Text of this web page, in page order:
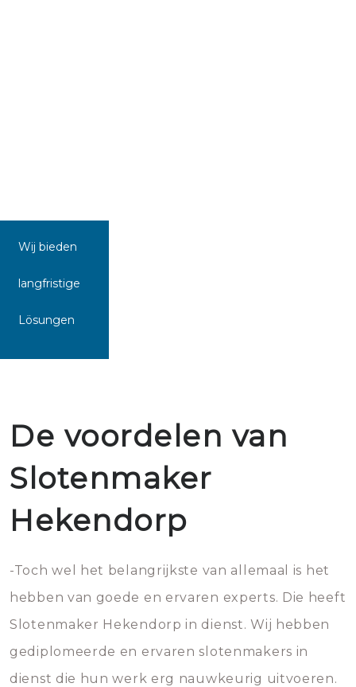
Wij bieden
langfristige
Lösungen
De voordelen van
Slotenmaker
Hekendorp
-Toch wel het belangrijkste van allemaal is het
hebben van goede en ervaren experts. Die heeft
Slotenmaker Hekendorp in dienst. Wij hebben
gediplomeerde en ervaren slotenmakers in
dienst die hun werk erg nauwkeurig uitvoeren.